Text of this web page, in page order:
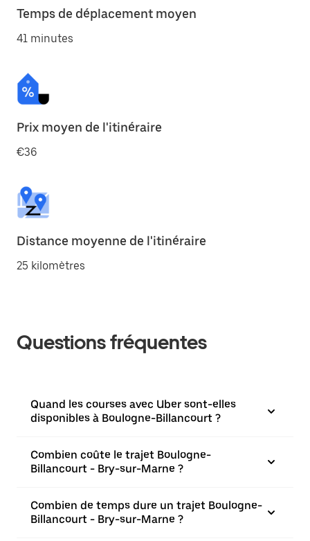
Temps de déplacement moyen
41 minutes
Prix moyen de l'itinéraire
€36
Distance moyenne de l'itinéraire
25 kilomètres
Questions fréquentes
Quand les courses avec Uber sont-elles
disponibles à Boulogne-Billancourt ?
Combien coûte le trajet Boulogne-
Billancourt - Bry-sur-Marne ?
Combien de temps dure un trajet Boulogne-
Billancourt - Bry-sur-Marne ?